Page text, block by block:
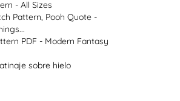
- All Sizes
Pattern, Pooh Quote -
PDF - Modern Fantasy
sobre hielo